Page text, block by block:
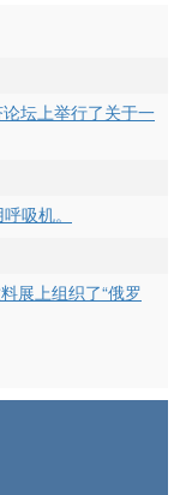
坛上举行了关于一
吸机。
展上组织了“俄罗